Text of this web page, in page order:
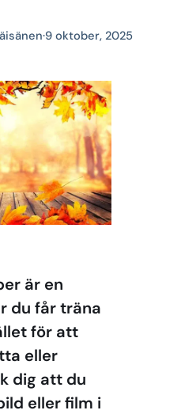
·9 oktober, 2025
är en
du får träna
för att
eller
dig att du
eller film i